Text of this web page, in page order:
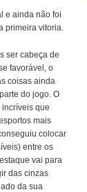
e ainda não foi
primeira vitoria.
ser cabeça de
favorável, o
coisas ainda
do jogo. O
que
mais
colocar
entre os
vai para
das cinzas
da sua